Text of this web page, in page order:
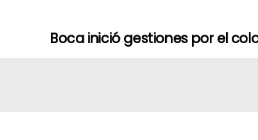
Boca inició gestiones por el